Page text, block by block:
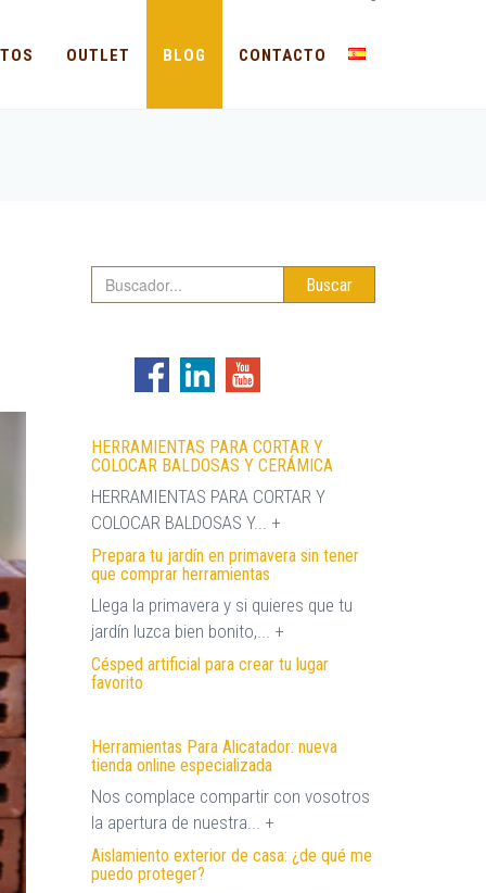
OUTLET BLOG CONTACTO
Buscar
HERRAMIENTAS PARA CORTAR Y
COLOCAR BALDOSAS Y CERÁMICA
HERRAMIENTAS PARA CORTAR Y
COLOCAR BALDOSAS Y... +
Prepara tu jardín en primavera sin tener
que comprar herramientas
Llega la primavera y si quieres que tu
jardín luzca bien bonito,... +
Césped artificial para crear tu lugar
favorito
Herramientas Para Alicatador: nueva
tienda online especializada
Nos complace compartir con vosotros
la apertura de nuestra... +
Aislamiento exterior de casa: ¿de qué me
puedo proteger?